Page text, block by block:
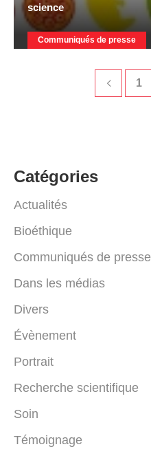
science
Communiqués de presse
1
Catégories
Actualités
Bioéthique
Communiqués de presse
Dans les médias
Divers
Évènement
Portrait
Recherche scientifique
Soin
Témoignage